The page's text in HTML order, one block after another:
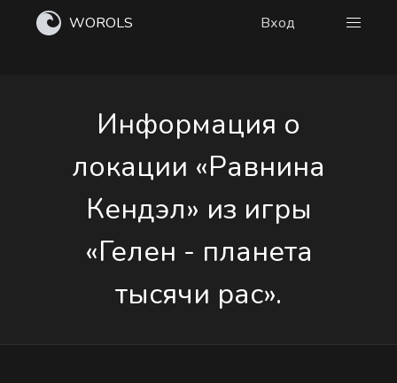
WOROLS Вход
Информация о
локации «Равнина
Кендэл» из игры
«Гелен - планета
тысячи рас».